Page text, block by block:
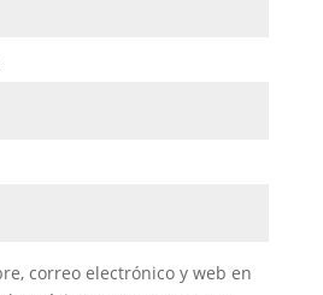
correo electrónico y web en